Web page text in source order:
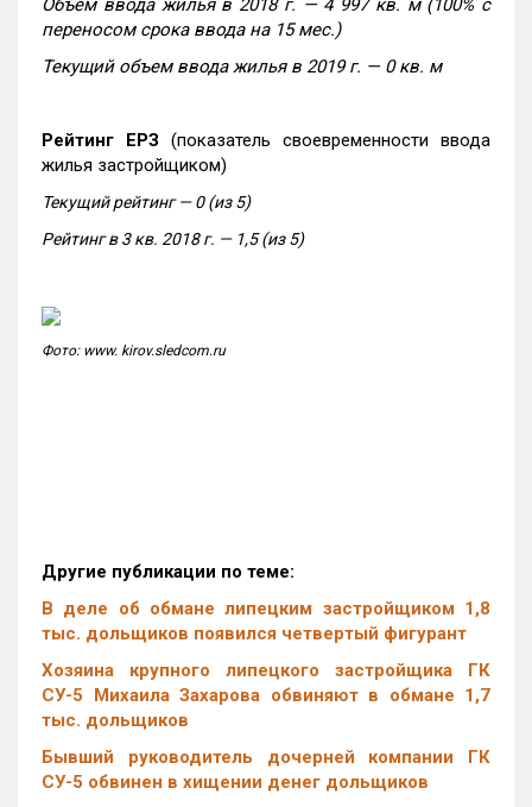
Объем ввода жилья в 2018 г. — 4 997 кв. м (100% с
переносом срока ввода на 15 мес.)
Текущий объем ввода жилья в 2019 г. — 0 кв. м
Рейтинг ЕРЗ (показатель своевременности ввода
жилья застройщиком)
Текущий рейтинг — 0 (из 5)
Рейтинг в 3 кв. 2018 г. — 1,5 (из 5)
Фото: www. kirov.sledcom.ru
Другие публикации по теме:
В деле об обмане липецким застройщиком 1,8
тыс. дольщиков появился четвертый фигурант
Хозяина крупного липецкого застройщика ГК
СУ-5 Михаила Захарова обвиняют в обмане 1,7
тыс. дольщиков
Бывший руководитель дочерней компании ГК
СУ-5 обвинен в хищении денег дольщиков